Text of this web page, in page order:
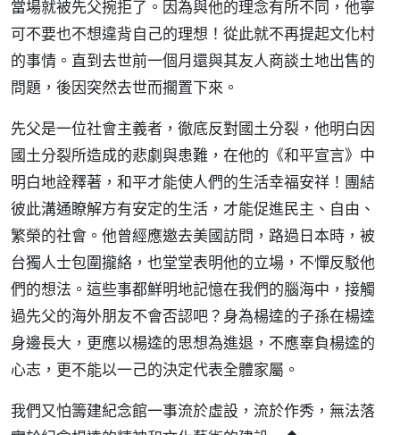
當場就被先父捥拒了。因為與他的理念有所不同，他寧
可不要也不想違背自己的理想！從此就不再提起文化村
的事情。直到去世前一個月還與其友人商談土地出售的
問題，後因突然去世而擱置下來。
先父是一位社會主義者，徹底反對國土分裂，他明白因
國土分裂所造成的悲劇與患難，在他的《和平宣言》中
明白地詮釋著，和平才能使人們的生活幸福安祥！團結
彼此溝通瞭解方有安定的生活，才能促進民主、自由、
繁榮的社會。他曾經應邀去美國訪問，路過日本時，被
台獨人士包圍攏絡，也堂堂表明他的立場，不憚反駁他
們的想法。這些事都鮮明地記憶在我們的腦海中，接觸
過先父的海外朋友不會否認吧？身為楊逵的子孫在楊逵
身邊長大，更應以楊逵的思想為進退，不應辜負楊逵的
心志，更不能以一己的決定代表全體家屬。
我們又怕籌建紀念館一事流於虛設，流於作秀，無法落